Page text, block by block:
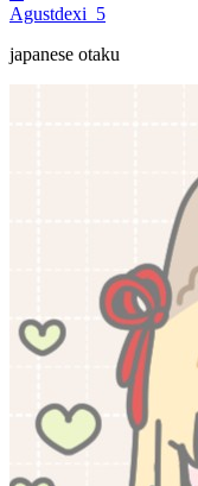
Agustdexi_5
japanese otaku